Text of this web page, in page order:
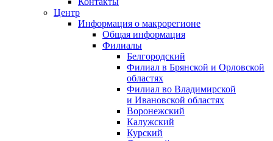
Центр
Информация о макрорегионе
Общая информация
Филиалы
Белгородский
Филиал в Брянской и Орловской
областях
Филиал во Владимирской
и Ивановской областях
Воронежский
Калужский
Курский